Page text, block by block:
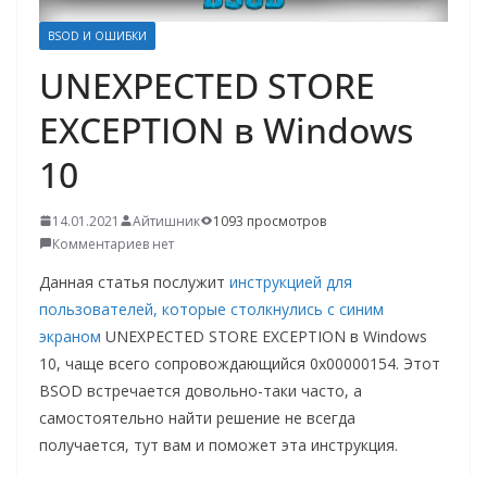
BSOD И ОШИБКИ
UNEXPECTED STORE
EXCEPTION в Windows
10
14.01.2021 Айтишник
1093 просмотров
Комментариев нет
Данная статья послужит инструкцией для
пользователей, которые столкнулись с синим
экраном UNEXPECTED STORE EXCEPTION в Windows
10, чаще всего сопровождающийся 0x00000154. Этот
BSOD встречается довольно-таки часто, а
самостоятельно найти решение не всегда
получается, тут вам и поможет эта инструкция.